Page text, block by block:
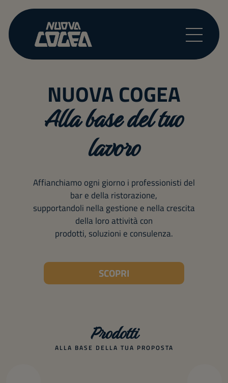
NUOVA COGEA
Alla base del tuo
lavoro
Affianchiamo ogni giorno i professionisti del
bar e della ristorazione,
supportandoli nella gestione e nella crescita
della loro attività con
prodotti, soluzioni e consulenza.
SCOPRI
Prodotti
ALLA BASE DELLA TUA PROPOSTA